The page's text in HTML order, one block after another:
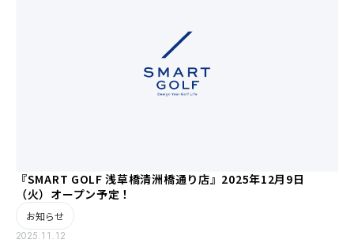
『SMART GOLF 浅草橋清洲橋通り店』2025年12月9日
（火）オープン予定！
お知らせ
2025.11.12